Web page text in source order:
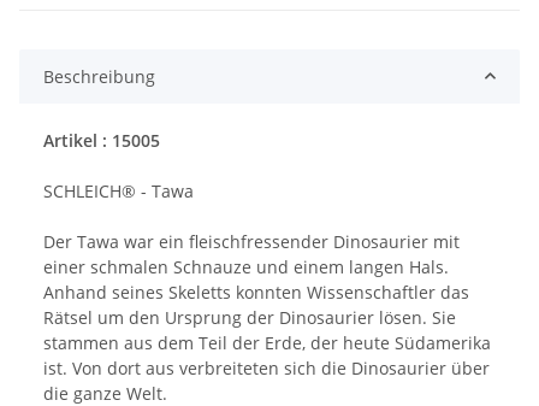
Beschreibung
Artikel : 15005
SCHLEICH® - Tawa
Der Tawa war ein fleischfressender Dinosaurier mit
einer schmalen Schnauze und einem langen Hals.
Anhand seines Skeletts konnten Wissenschaftler das
Rätsel um den Ursprung der Dinosaurier lösen. Sie
stammen aus dem Teil der Erde, der heute Südamerika
ist. Von dort aus verbreiteten sich die Dinosaurier über
die ganze Welt.